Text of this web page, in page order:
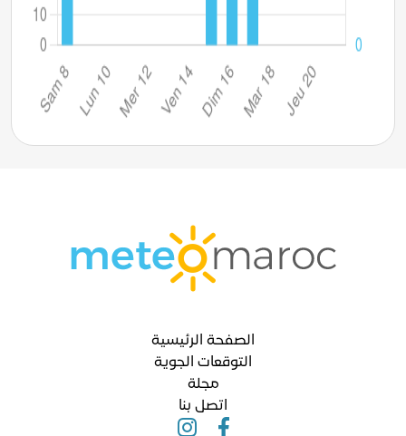
الصفحة الرئيسية
التوقعات الجوية
مجلة
اتصل بنا